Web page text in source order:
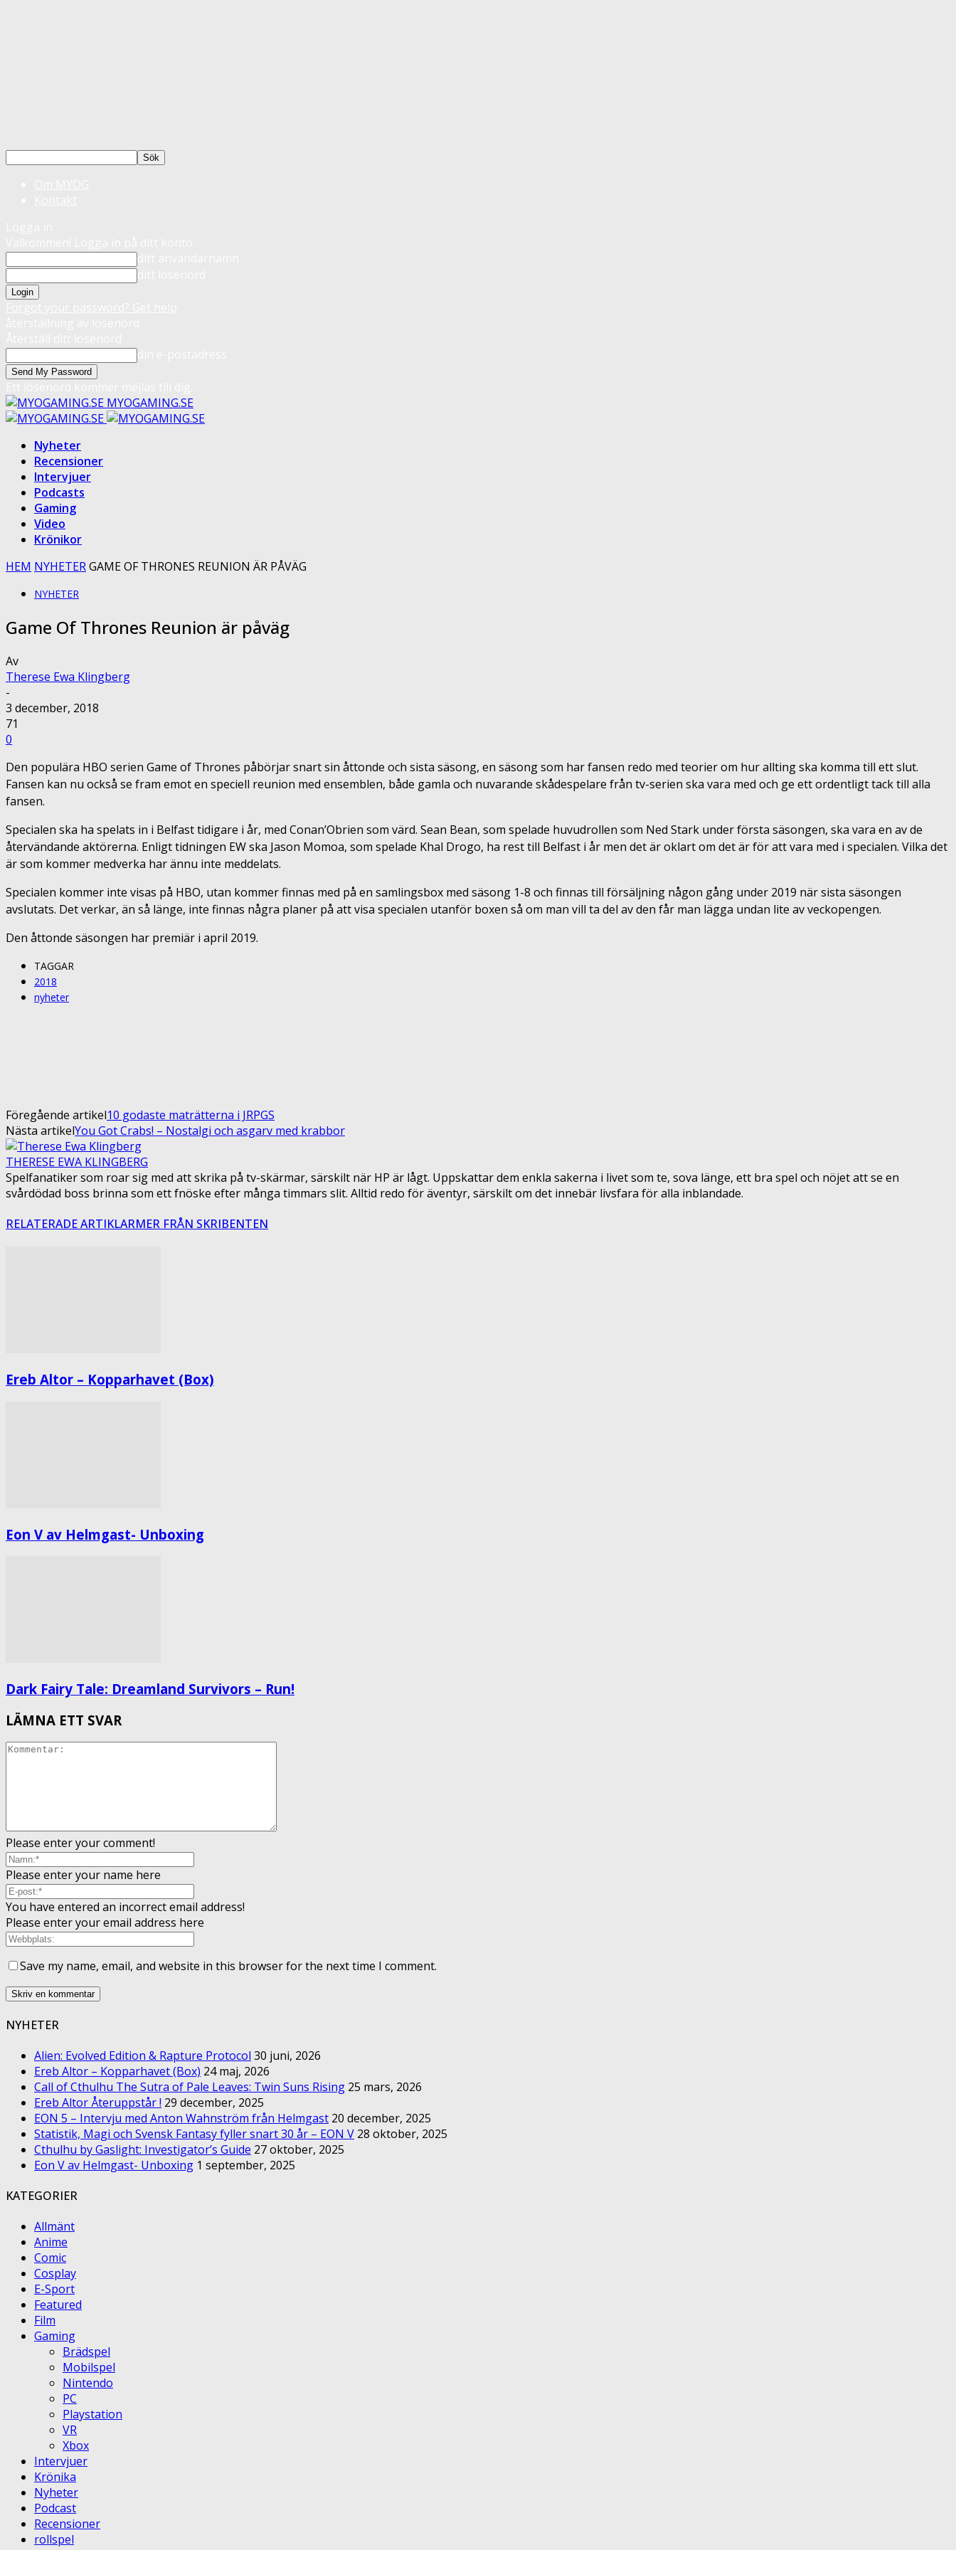
MYOGAMING.SE
Nyheter
Recensioner
Intervjuer
Podcasts
Gaming
Video
Krönikor
HEM NYHETERGAME OF THRONES REUNION ÄR PÅVÄG
NYHETER
Game Of Thrones Reunion är påväg
Av
Therese Ewa Klingberg
-
3 december, 2018
71
0
Den populära HBO serien Game of Thrones påbörjar snart sin åttonde och sista säsong, en säsong som har fansen redo med teorier om hur allting ska komma till ett slut.
Fansen kan nu också se fram emot en speciell reunion med ensemblen, både gamla och nuvarande skådespelare från tv-serien ska vara med och ge ett ordentligt tack till alla
fansen.
Specialen ska ha spelats in i Belfast tidigare i år, med Conan’Obrien som värd. Sean Bean, som spelade huvudrollen som Ned Stark under första säsongen, ska vara en av de
återvändande aktörerna. Enligt tidningen EW ska Jason Momoa, som spelade Khal Drogo, ha rest till Belfast i år men det är oklart om det är för att vara med i specialen. Vilka det
är som kommer medverka har ännu inte meddelats.
Specialen kommer inte visas på HBO, utan kommer finnas med på en samlingsbox med säsong 1-8 och finnas till försäljning någon gång under 2019 när sista säsongen
avslutats. Det verkar, än så länge, inte finnas några planer på att visa specialen utanför boxen så om man vill ta del av den får man lägga undan lite av veckopengen.
Den åttonde säsongen har premiär i april 2019.
TAGGAR
2018
nyheter
Föregående artikel10 godaste maträtterna i JRPGS
Nästa artikelYou Got Crabs! – Nostalgi och asgarv med krabbor
THERESE EWA KLINGBERG
Spelfanatiker som roar sig med att skrika på tv-skärmar, särskilt när HP är lågt. Uppskattar dem enkla sakerna i livet som te, sova länge, ett bra spel och nöjet att se en
svårdödad boss brinna som ett fnöske efter många timmars slit. Alltid redo för äventyr, särskilt om det innebär livsfara för alla inblandade.
RELATERADE ARTIKLARMER FRÅN SKRIBENTEN
Ereb Altor – Kopparhavet (Box)
Eon V av Helmgast- Unboxing
Dark Fairy Tale: Dreamland Survivors – Run!
LÄMNA ETT SVAR
Please enter your comment!
Please enter your name here
You have entered an incorrect email address!
Please enter your email address here
Save my name, email, and website in this browser for the next time I comment.
NYHETER
Alien: Evolved Edition & Rapture Protocol 30 juni, 2026
Ereb Altor – Kopparhavet (Box) 24 maj, 2026
Call of Cthulhu The Sutra of Pale Leaves: Twin Suns Rising 25 mars, 2026
Ereb Altor Återuppstår ! 29 december, 2025
EON 5 – Intervju med Anton Wahnström från Helmgast 20 december, 2025
Statistik, Magi och Svensk Fantasy fyller snart 30 år – EON V 28 oktober, 2025
Cthulhu by Gaslight: Investigator’s Guide 27 oktober, 2025
Eon V av Helmgast- Unboxing 1 september, 2025
KATEGORIER
Allmänt
Anime
Comic
Cosplay
E-Sport
Featured
Film
Gaming
Brädspel
Mobilspel
Nintendo
PC
Playstation
VR
Xbox
Intervjuer
Krönika
Nyheter
Podcast
Recensioner
rollspel